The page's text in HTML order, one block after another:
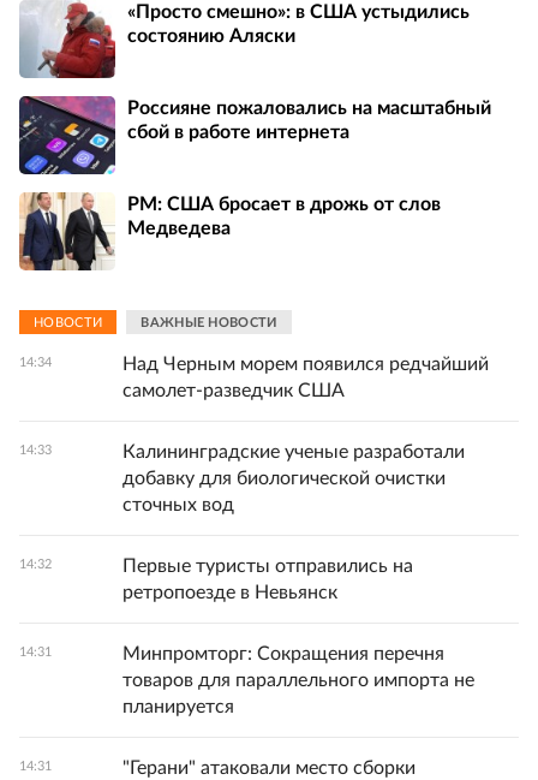
«Просто смешно»: в США устыдились
состоянию Аляски
Россияне пожаловались на масштабный
сбой в работе интернета
PM: США бросает в дрожь от слов
Медведева
НОВОСТИ ВАЖНЫЕ НОВОСТИ
14:34
Над Черным морем появился редчайший
самолет-разведчик США
14:33
Калининградские ученые разработали
добавку для биологической очистки
сточных вод
14:32
Первые туристы отправились на
ретропоезде в Невьянск
14:31
Минпромторг: Сокращения перечня
товаров для параллельного импорта не
планируется
14:31
"Герани" атаковали место сборки